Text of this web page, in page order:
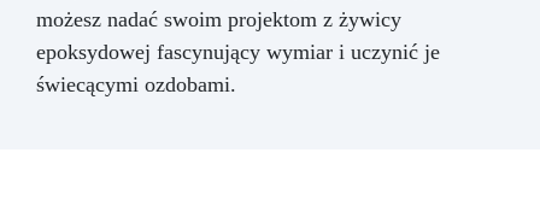
możesz nadać swoim projektom z żywicy
epoksydowej fascynujący wymiar i uczynić je
świecącymi ozdobami.